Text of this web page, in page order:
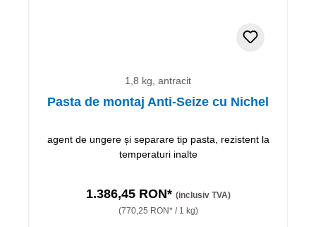
1,8 kg, antracit
Pasta de montaj Anti-Seize cu Nichel
agent de ungere și separare tip pasta, rezistent la
temperaturi inalte
1.386,45 RON* (inclusiv TVA)
(770,25 RON* / 1 kg)